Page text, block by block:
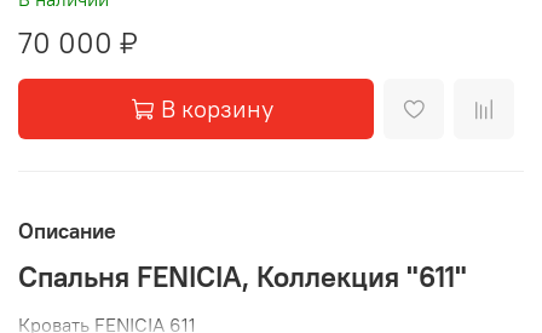
70 000 ₽
В корзину
Описание
Спальня FENICIA, Коллекция "611"
Кровать FENICIA 611